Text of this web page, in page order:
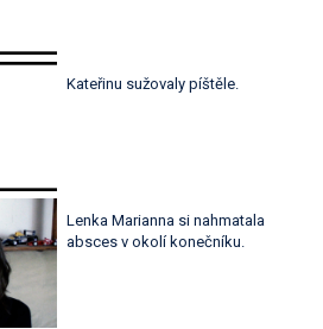
Kateřinu sužovaly píštěle.
Lenka Marianna si nahmatala
absces v okolí konečníku.